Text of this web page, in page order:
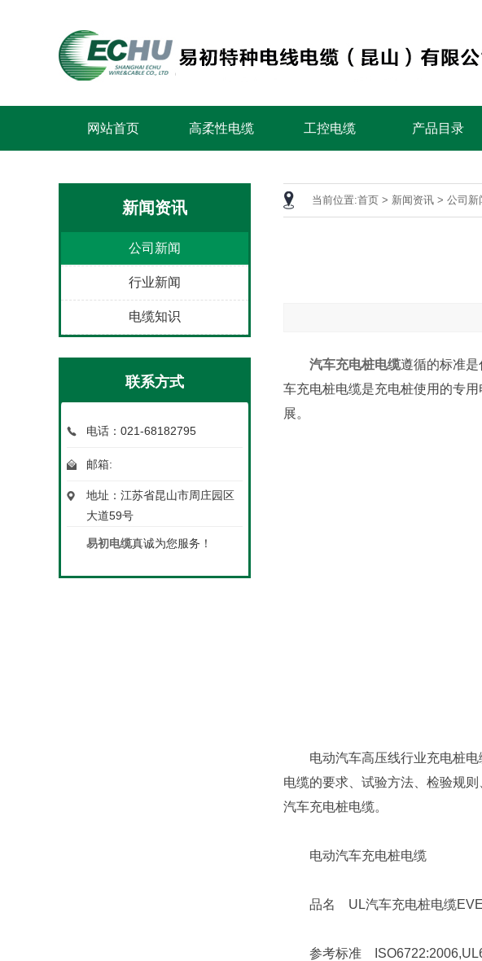
网站首页 高柔性电缆 工控电缆 产品目录
新闻资讯
公司新闻
行业新闻
电缆知识
联系方式
电话：021-68182795
邮箱:
地址：江苏省昆山市周庄园区
大道59号
易初电缆真诚为您服务！
当前位置:首页 > 新闻资讯 > 公司新
汽车充电桩电缆遵循的标准
车充电桩电缆是充电桩使用的专
展。
电动汽车高压线行业充电桩电
电缆的要求、试验方法、检验规
汽车充电桩电缆。
电动汽车充电桩电缆
品名 UL汽车充电桩电缆EVE
参考标准